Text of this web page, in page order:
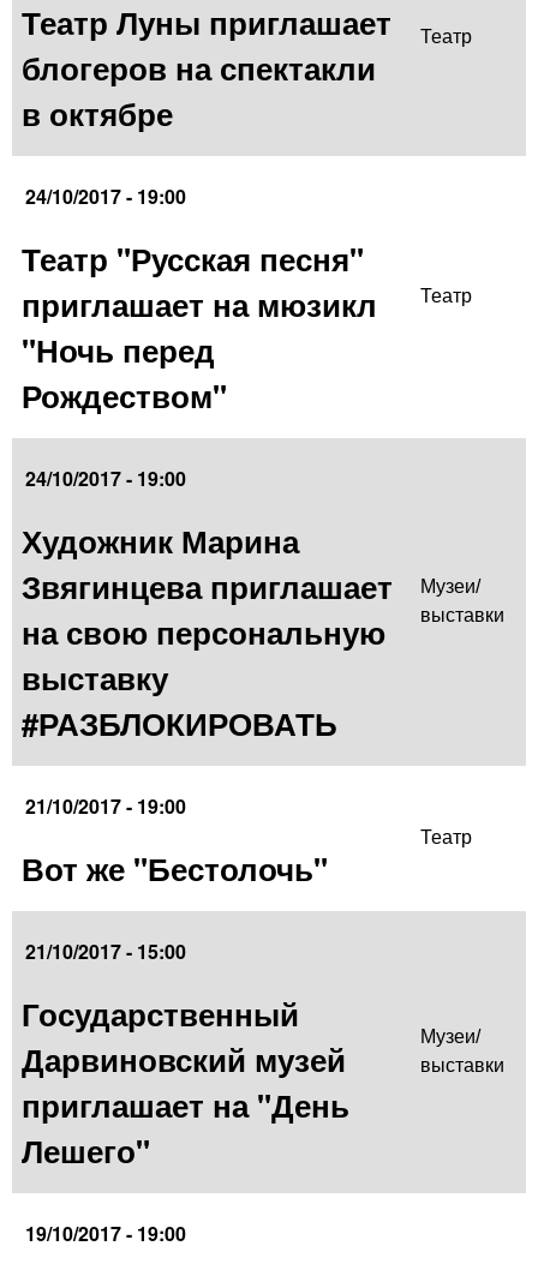
Театр Луны приглашает
блогеров на спектакли
в октябре
Театр
24/10/2017 - 19:00
Театр "Русская песня"
приглашает на мюзикл
"Ночь перед
Рождеством"
Театр
24/10/2017 - 19:00
Художник Марина
Звягинцева приглашает
на свою персональную
выставку
#РАЗБЛОКИРОВАТЬ
Музеи/
выставки
21/10/2017 - 19:00
Вот же "Бестолочь"
Театр
21/10/2017 - 15:00
Государственный
Дарвиновский музей
приглашает на "День
Лешего"
Музеи/
выставки
19/10/2017 - 19:00